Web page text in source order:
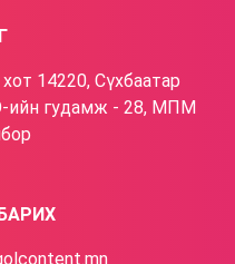
14220, Сүхбаатар
ийн гудамж - 28, МПМ